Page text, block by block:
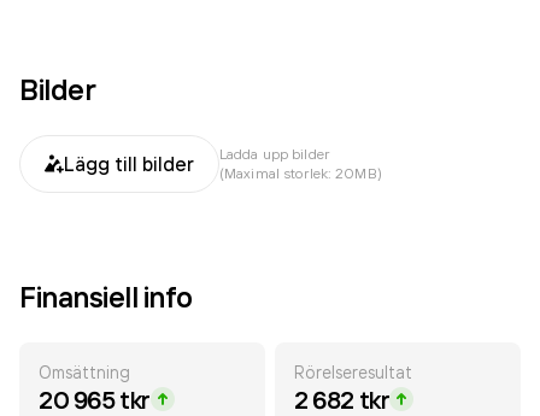
Bilder
Lägg till bilder
Ladda upp bilder
(Maximal storlek: 20MB)
Finansiell info
Omsättning
20 965 tkr
Rörelseresultat
2 682 tkr